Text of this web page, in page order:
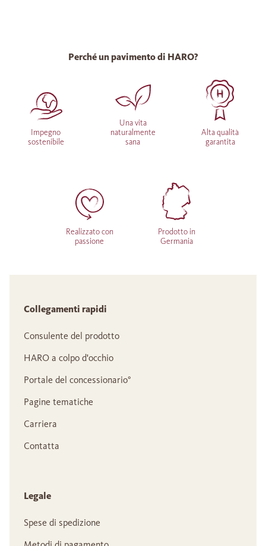
Perché un pavimento di HARO?
Impegno
sostenibile
Una vita
naturalmente
sana
Alta qualità
garantita
Realizzato con
passione
Prodotto in
Germania
Collegamenti rapidi
Consulente del prodotto
HARO a colpo d'occhio
Portale del concessionario°
Pagine tematiche
Carriera
Contatta
Legale
Spese di spedizione